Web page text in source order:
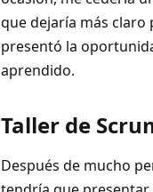
que dejaría más claro
presentó la
aprendido.
Taller de
Después de mucho